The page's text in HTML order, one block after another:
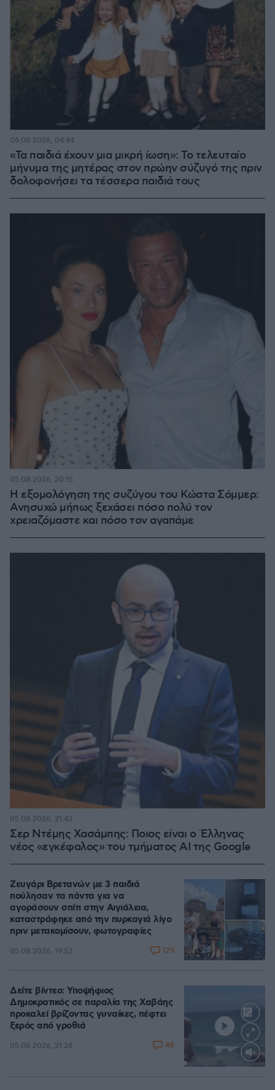
«Τα παιδιά έχουν μια μικρή ίωση»: Το τελευταίο
μήνυμα της μητέρας στον πρώην σύζυγό της πριν
δολοφονήσει τα τέσσερα παιδιά τους
06.08.2026, 04:44
Η εξομολόγηση της συζύγου του Κώστα Σόμμερ:
Ανησυχώ μήπως ξεχάσει πόσο πολύ τον
χρειαζόμαστε και πόσο τον αγαπάμε
05.08.2026, 20:15
Σερ Ντέμης Χασάμπης: Ποιος είναι ο Έλληνας
νέος «εγκέφαλος» του τμήματος AI της Google
05.08.2026, 21:43
Ζευγάρι Βρετανών με 3 παιδιά
πούλησαν τα πάντα για να
αγοράσουν σπίτι στην Αιγιάλεια,
καταστράφηκε από την πυρκαγιά λίγο
πριν μετακομίσουν, φωτογραφίες
05.08.2026, 19:53 129
Loaded:
Δείτε βίντεο: Υποψήφιος
Δημοκρατικός σε παραλία της Χαβάης
προκαλεί βρίζοντας γυναίκες, πέφτει
ξερός από γροθιά
05.08.2026, 21:28 48